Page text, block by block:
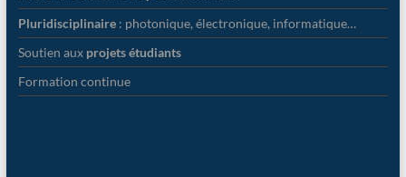
Pluridisciplinaire: photonique, électronique, informatique…
Soutien aux projets étudiants
Formation continue